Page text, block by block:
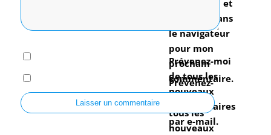
mon e-mail et
mon site dans
le navigateur
pour mon
prochain
commentaire.
Prévenez-moi
de tous les
nouveaux
commentaires
par e-mail.
Prévenez-
tous les
nouveaux